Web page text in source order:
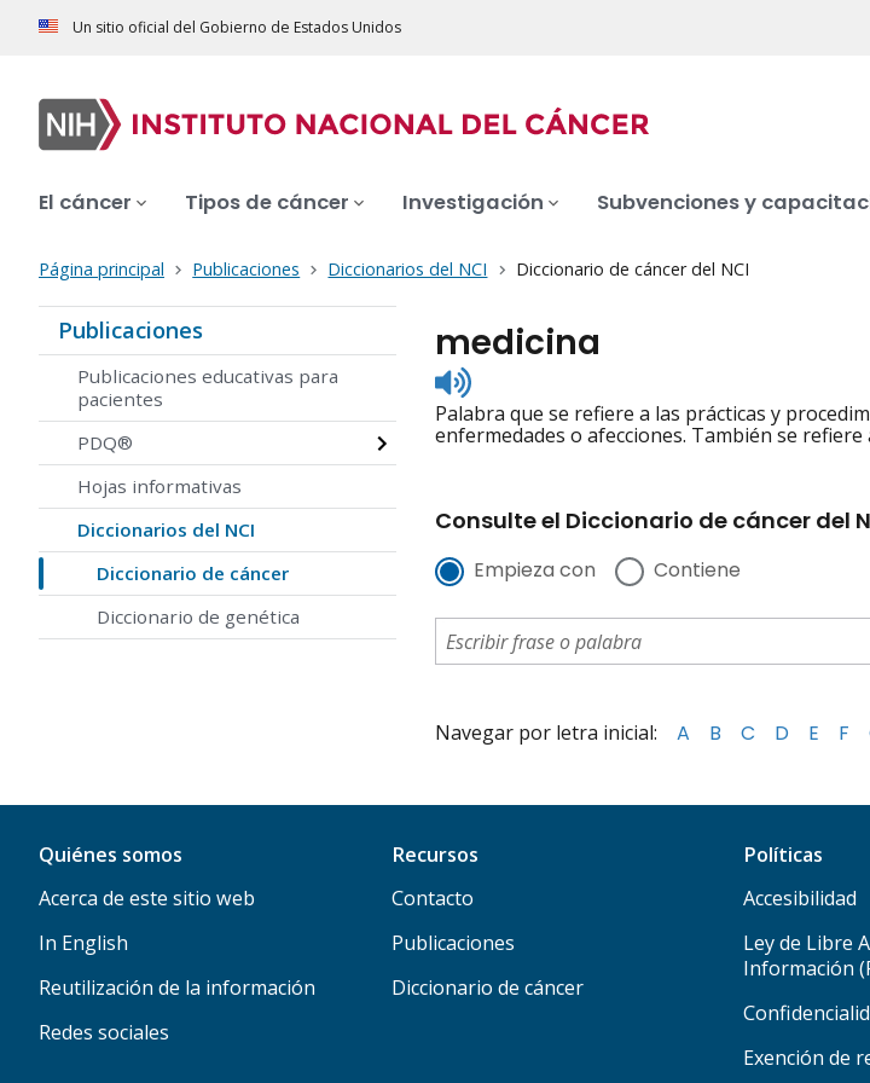
Un sitio oficial del Gobierno de Estados Unidos
El cáncer Tipos de cáncer Investigación Subvenciones y
Página principal Publicaciones Diccionarios del NCI Diccionario de cáncer del NCI
Publicaciones
Publicaciones educativas para
pacientes
PDQ®
Hojas informativas
Diccionarios del NCI
Diccionario de cáncer
Diccionario de genética
medicina
Listen
to
pronunciation
Palabra que se refiere a las prácticas y
enfermedades o afecciones. También se
Consulte el Diccionario de cáncer del
Empieza con Contiene
Navegar por letra inicial: A B C D E F
Quiénes somos
Acerca de este sitio web
In English
Reutilización de la información
Redes sociales
Recursos
Contacto
Publicaciones
Diccionario de cáncer
Políticas
Accesibilidad
Ley de Libre
Información
Exención de